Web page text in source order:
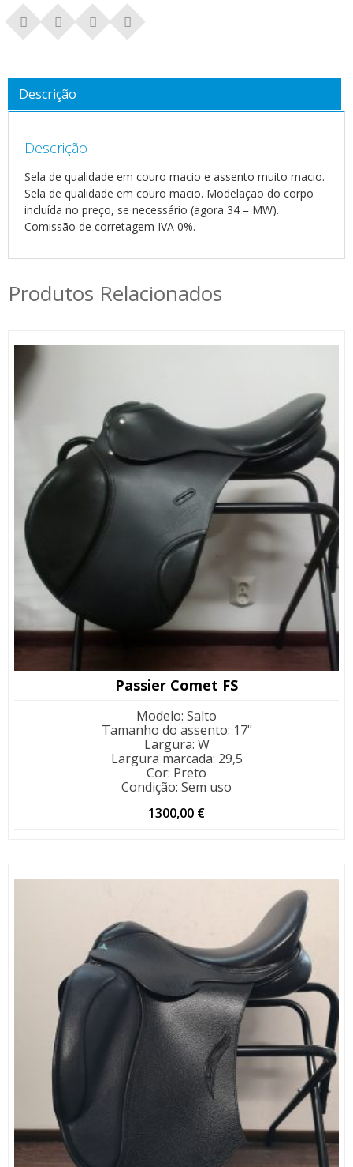
Descrição
Descrição
Sela de qualidade em couro macio e assento muito macio.
Sela de qualidade em couro macio. Modelação do corpo
incluída no preço, se necessário (agora 34 = MW).
Comissão de corretagem IVA 0%.
Produtos Relacionados
Passier Comet FS
Modelo: Salto
Tamanho do assento: 17"
Largura: W
Largura marcada: 29,5
Cor: Preto
Condição: Sem uso
1300,00 €